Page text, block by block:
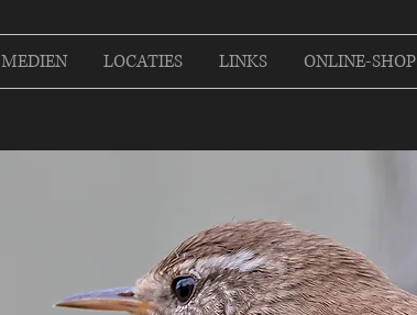
MEDIEN LOCATIES LINKS ONLINE-SHOP